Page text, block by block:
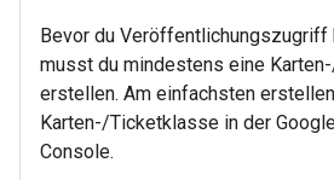
Bevor du Veröffentlichungszugriff
musst du mindestens eine
erstellen. Am einfachsten
Karten-/Ticketklasse in der
Console.